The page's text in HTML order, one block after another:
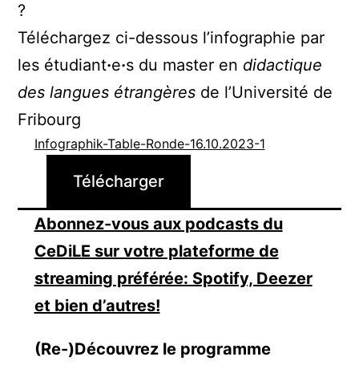
?
Téléchargez ci-dessous l’infographie par
les étudiant·e·s du master en didactique
des langues étrangères de l’Université de
Fribourg
Infographik-Table-Ronde-16.10.2023-1
Télécharger
Abonnez-vous aux podcasts du
CeDiLE sur votre plateforme de
streaming préférée: Spotify, Deezer
et bien d’autres!
(Re-)Découvrez le programme